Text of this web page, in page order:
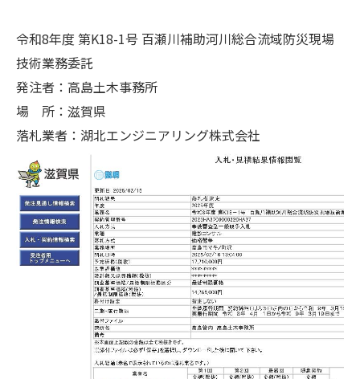
令和8年度 第K18-1号 百瀬川補助河川総合流域防災現場
技術業務委託
発注者：高島土木事務所
場 所：滋賀県
落札業者：湖北エンジニアリング株式会社